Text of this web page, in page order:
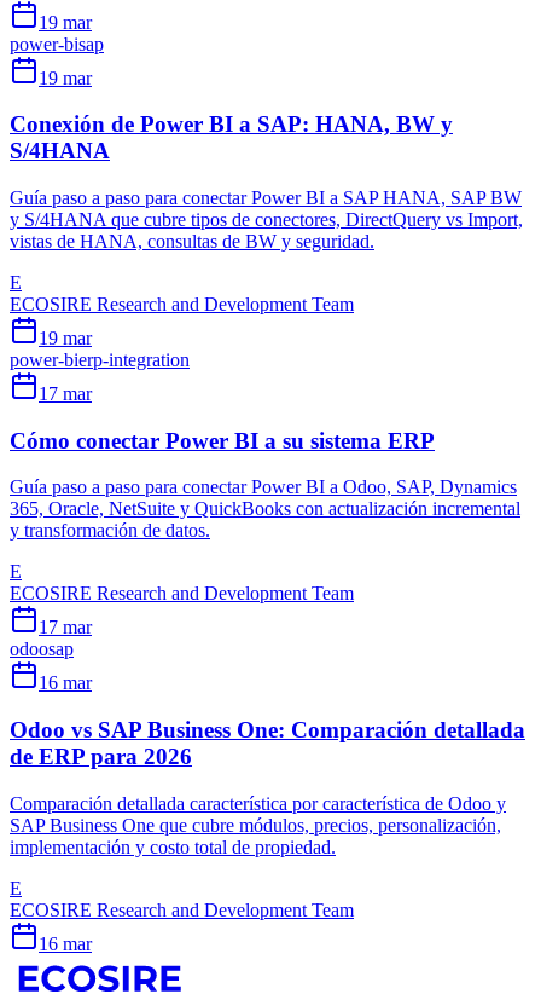
19 mar
power-bisap
19 mar
Conexión de Power BI a SAP: HANA, BW y
S/4HANA
Guía paso a paso para conectar Power BI a SAP HANA, SAP BW
y S/4HANA que cubre tipos de conectores, DirectQuery vs Import,
vistas de HANA, consultas de BW y seguridad.
E
ECOSIRE Research and Development Team
19 mar
power-bierp-integration
17 mar
Cómo conectar Power BI a su sistema ERP
Guía paso a paso para conectar Power BI a Odoo, SAP, Dynamics
365, Oracle, NetSuite y QuickBooks con actualización incremental
y transformación de datos.
E
ECOSIRE Research and Development Team
17 mar
odoosap
16 mar
Odoo vs SAP Business One: Comparación detallada
de ERP para 2026
Comparación detallada característica por característica de Odoo y
SAP Business One que cubre módulos, precios, personalización,
implementación y costo total de propiedad.
E
ECOSIRE Research and Development Team
16 mar